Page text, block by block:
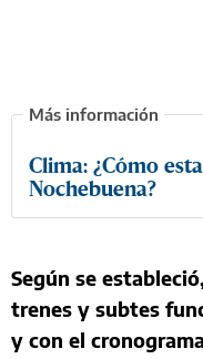
Clima: ¿Cómo
Nochebuena?
Según se
trenes y subtes
y con el